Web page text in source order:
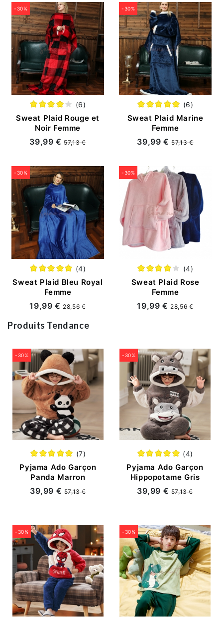
-30%
(6)
Sweat Plaid Rouge et
Noir Femme
39,99 €57,13 €
-30%
(6)
Sweat Plaid Marine
Femme
39,99 €57,13 €
-30%
(4)
Sweat Plaid Bleu Royal
Femme
19,99 €28,56 €
-30%
(4)
Sweat Plaid Rose
Femme
19,99 €28,56 €
Produits Tendance
-30%
(7)
Pyjama Ado Garçon
Panda Marron
39,99 €57,13 €
-30%
(4)
Pyjama Ado Garçon
Hippopotame Gris
39,99 €57,13 €
-30% -30%